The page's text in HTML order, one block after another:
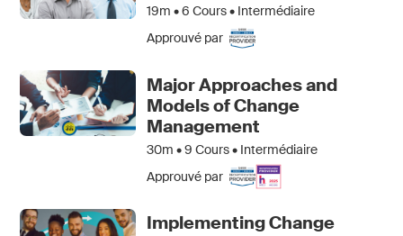
19m •6 Cours • Intermédiaire
Approuvé par
Major Approaches and
Models of Change
Management
30m •9 Cours • Intermédiaire
Approuvé par
Implementing Change